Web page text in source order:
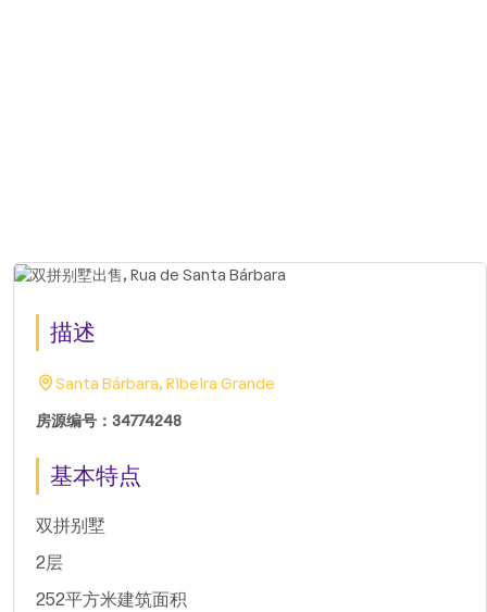
描述
Santa Bárbara, Ribeira Grande
房源编号：34774248
基本特点
双拼别墅
2层
252平方米建筑面积